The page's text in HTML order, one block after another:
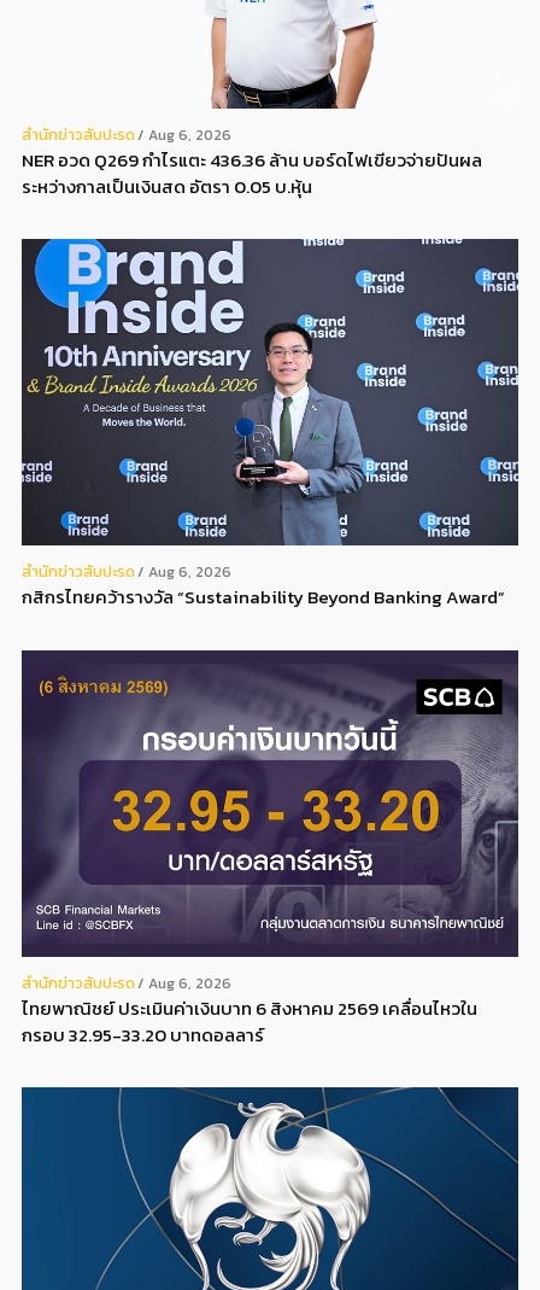
สํานักข่าวสับปะรด Aug 6, 2026
NER อวด Q269 กำไรแตะ 436.36 ล้าน บอร์ดไฟเขียวจ่ายปันผล
ระหว่างกาลเป็นเงินสด อัตรา 0.05 บ.หุ้น
สํานักข่าวสับปะรด Aug 6, 2026
กสิกรไทยคว้ารางวัล “Sustainability Beyond Banking Award”
สํานักข่าวสับปะรด Aug 6, 2026
ไทยพาณิชย์ ประเมินค่าเงินบาท 6 สิงหาคม 2569 เคลื่อนไหวใน
กรอบ 32.95-33.20 บาทดอลลาร์